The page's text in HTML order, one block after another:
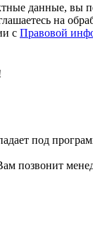
данные, вы
на
с Правовой
под
позвонит